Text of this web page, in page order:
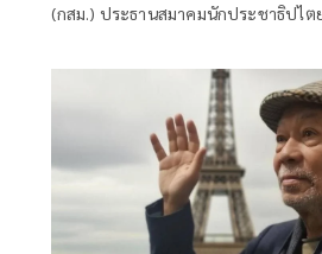
(กสม.) ประธานสมาคมนักประชาธิปไต